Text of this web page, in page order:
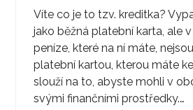
Víte co je to tzv. kreditka?
jako běžná platební karta, ale
peníze, které na ní máte,
platební kartou, kterou máte
slouží na to, abyste mohli v
svými finančními prostředky.…